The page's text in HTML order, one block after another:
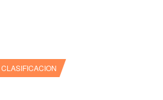
CLASIFICACION